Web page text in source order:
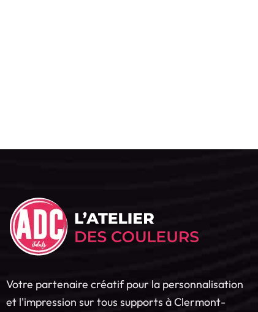
Votre partenaire créatif pour la personnalisation
et l'impression sur tous supports à Clermont-